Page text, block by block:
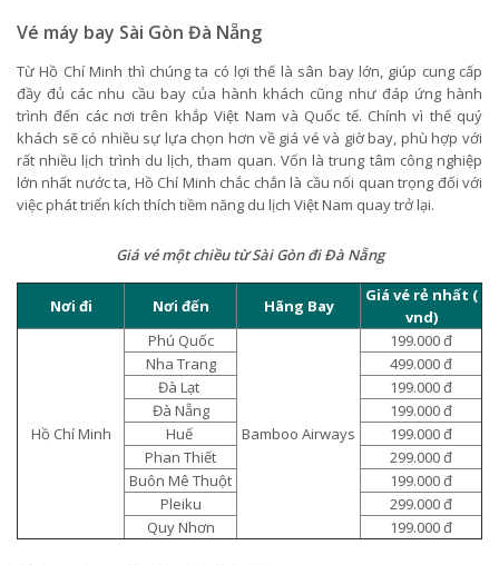
Vé máy bay Sài Gòn Đà Nẵng
Từ Hồ Chí Minh thì chúng ta có lợi thế là sân bay lớn, giúp cung cấp
đầy đủ các nhu cầu bay của hành khách cũng như đáp ứng hành
trình đến các nơi trên khắp Việt Nam và Quốc tế. Chính vì thế quý
khách sẽ có nhiều sự lựa chọn hơn về giá vé và giờ bay, phù hợp với
rất nhiều lịch trình du lịch, tham quan. Vốn là trung tâm công nghiệp
lớn nhất nước ta, Hồ Chí Minh chắc chắn là cầu nối quan trọng đối với
việc phát triển kích thích tiềm năng du lịch Việt Nam quay trở lại.
Giá vé một chiều từ Sài Gòn đi Đà Nẵng
Nơi đi Nơi đến Hãng Bay
Giá vé rẻ nhất (
vnd)
Hồ Chí Minh
Phú Quốc
Bamboo Airways
199.000 đ
Nha Trang
499.000 đ
Đà Lạt
199.000 đ
Đà Nẵng
199.000 đ
Huế
199.000 đ
Phan Thiết
299.000 đ
Buôn Mê Thuột
199.000 đ
Pleiku
299.000 đ
Quy Nhơn
199.000 đ